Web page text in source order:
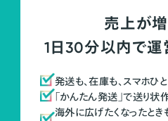
売上が
1日30分以内で運
発送も、在庫も、スマホひ
「かんたん発送」で送り状
海外に広げたくなったと